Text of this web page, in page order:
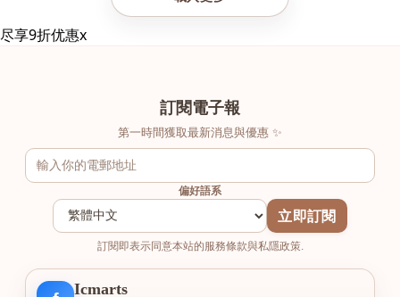
尽享9折优惠x
訂閱電子報
第一時間獲取最新消息與優惠 ✨
偏好語系
立即訂閱
訂閱即表示同意本站的服務條款與私隱政策.
Icmarts